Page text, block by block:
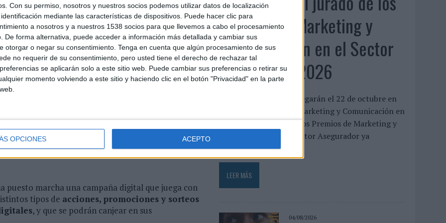
Con su permiso, nosotros y nuestros socios podemos utilizar datos de localización
mediante las características de dispositivos. Puede hacer clic para
a nosotros y a nuestros 1538 socios para que llevemos a cabo el procesamiento
De forma alternativa, puede acceder a información más detallada y cambiar sus
otorgar o negar su consentimiento. Tenga en cuenta que algún procesamiento de sus
no requerir de su consentimiento, pero usted tiene el derecho de rechazar tal
se aplicarán solo a este sitio web. Puede cambiar sus preferencias o retirar su
momento volviendo a este sitio y haciendo clic en el botón "Privacidad" en la parte
OPCIONES ACEPTO
unos de los alimentos más consumidos y
core. Queremos no solo formar parte de este día,
celebración de la pasta. ¿Quién mejor que nosotros
de un territorio –el de la pasta– con sus fans –
en cuanto a variedad de producto. Así
se convierta en una festividad de marca de
estén esperando con ganas el próximo mes de la
corporativa de marketing y comunicación de Tastia
puesto marcha una campaña digital que juega con
tipos de acciones, promociones y sorteos
, y que se podrán canjear en sus
Premios de Marketing y
Comunicación en el Sector
Asegurador 2026
Los galardones se entregarán el 22 de octubre en
el XXII Encuentro de Marketing y Comunicación en
el Sector Asegurador Los Premios de Marketing y
Comunicación en el Sector Asegurador ya
cuentan...
LEER MÁS
04/08/2026